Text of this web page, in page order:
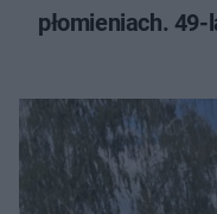
płomieniach.